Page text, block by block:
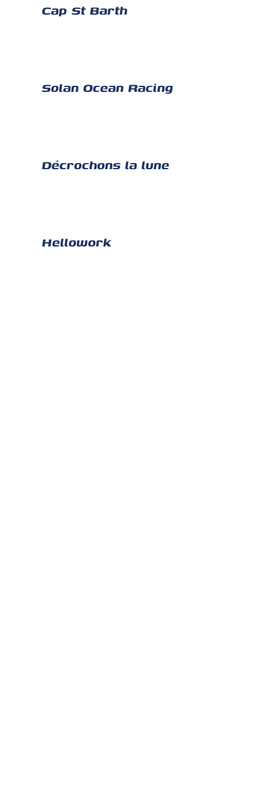
Cap St Barth
Solan Ocean Racing
Décrochons la lune
Hellowork